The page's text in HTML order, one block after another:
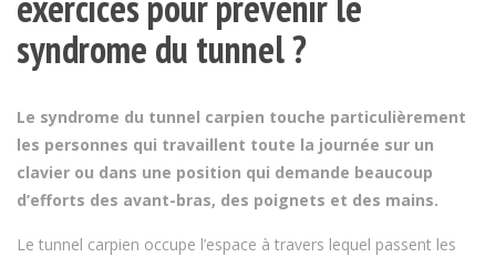
syndrome du tunnel ?
Le syndrome du tunnel carpien touche particulièrement
les personnes qui travaillent toute la journée sur un
clavier ou dans une position qui demande beaucoup
d’efforts des avant-bras, des poignets et des mains.
Le tunnel carpien occupe l’espace à travers lequel passent les